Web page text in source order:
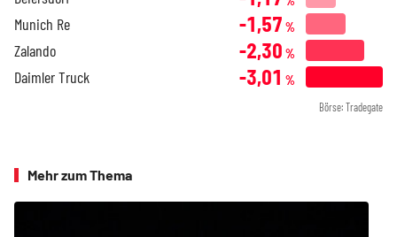
Munich Re -1,57 %
Zalando -2,30 %
Daimler Truck -3,01 %
Börse: Tradegate
Mehr zum Thema